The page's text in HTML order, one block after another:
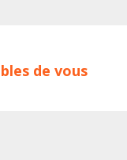
double effet
de vous